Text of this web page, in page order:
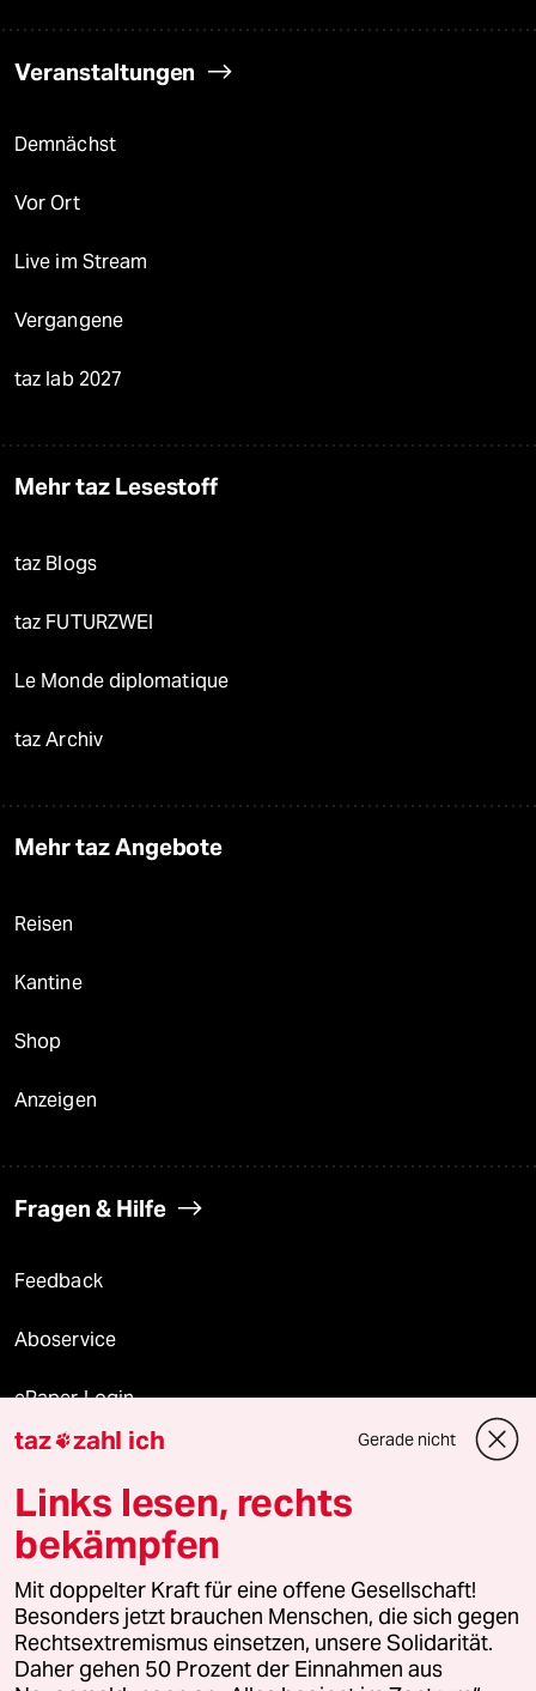
Veranstaltungen
Demnächst
Vor Ort
Live im Stream
Vergangene
taz lab 2027
Mehr taz Lesestoff
taz Blogs
taz FUTURZWEI
Le Monde diplomatique
taz Archiv
Mehr taz Angebote
Reisen
Kantine
Shop
Anzeigen
Fragen & Hilfe
Feedback
Aboservice
ePaper Login
Downloads für Abonnierende
© 2026 taz Verlags und Vertriebs GmbH
Alle Rechte vorbehalten. Bei rechtlichen Fragen oder für Genehmigungen
wenden Sie sich bitte an
lizenzen@taz.de
Feedback Redaktionsstatut Kommune-Richtlinien
taz zahl ich Gerade nicht
Links lesen, rechts
bekämpfen
Mit doppelter Kraft für eine offene Gesellschaft!
Besonders jetzt brauchen Menschen, die sich gegen
Rechtsextremismus einsetzen, unsere Solidarität.
Daher gehen 50 Prozent der Einnahmen aus